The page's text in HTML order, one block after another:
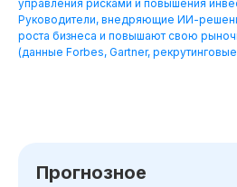
управления рисками и повышения
Руководители, внедряющие ИИ-
роста бизнеса и повышают свою
(данные Forbes, Gartner,
Прогнозное
Хотите понять,
оценить качество программы,